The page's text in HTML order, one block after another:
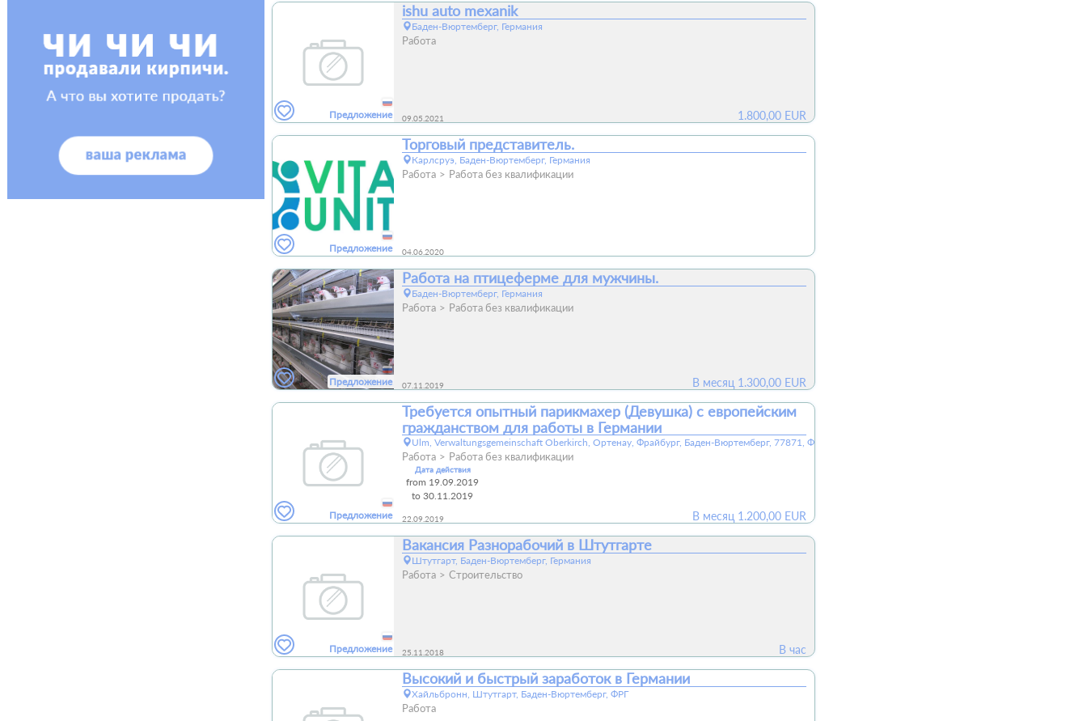
Предложение
ishu auto mexanik
Баден-Вюртемберг, Германия
Работа
09.05.2021 1.800,00 EUR
Предложение
Торговый представитель.
Карлсруэ, Баден-Вюртемберг, Германия
Работа Работа без квалификации
04.06.2020
Предложение
Работа на птицеферме для мужчины.
Баден-Вюртемберг, Германия
Работа Работа без квалификации
07.11.2019 В месяц 1.300,00 EUR
Предложение
Требуется опытный парикмахер (Девушка) с европейским
гражданством для работы в Германии
Ulm, Verwaltungsgemeinschaft Oberkirch, Ортенау, Фрайбург, Баден-Вюртемберг, 77871, ФРГ
Работа Работа без квалификации
Дата действия
from 19.09.2019
to 30.11.2019
22.09.2019 В месяц 1.200,00 EUR
Предложение
Вакансия Разнорабочий в Штутгарте
Штутгарт, Баден-Вюртемберг, Германия
Работа Строительство
25.11.2018 В час
Высокий и быстрый заработок в Германии
Хайльбронн, Штутгарт, Баден-Вюртемберг, ФРГ
Работа